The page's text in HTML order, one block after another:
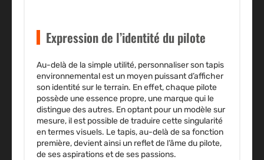
Expression de l’identité du pilote
Au-delà de la simple utilité, personnaliser son tapis
environnemental est un moyen puissant d’afficher
son identité sur le terrain. En effet, chaque pilote
possède une essence propre, une marque qui le
distingue des autres. En optant pour un modèle sur
mesure, il est possible de traduire cette singularité
en termes visuels. Le tapis, au-delà de sa fonction
première, devient ainsi un reflet de l’âme du pilote,
de ses aspirations et de ses passions.